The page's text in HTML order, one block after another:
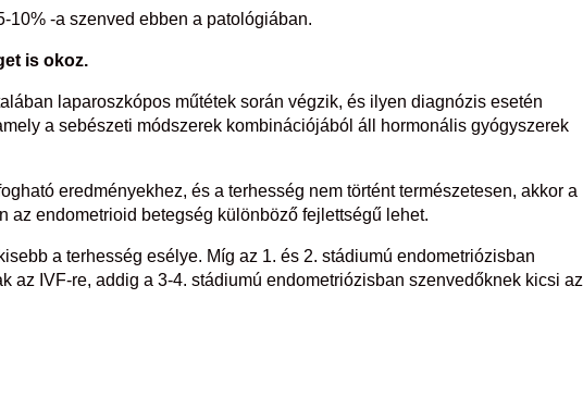
10% -a szenved ebben a patológiában.
is okoz.
laparoszkópos műtétek során végzik, és ilyen diagnózis esetén
a sebészeti módszerek kombinációjából áll hormonális gyógyszerek
eredményekhez, és a terhesség nem történt természetesen, akkor a
az endometrioid betegség különböző fejlettségű lehet.
a terhesség esélye. Míg az 1. és 2. stádiumú endometriózisban
az IVF-re, addig a 3-4. stádiumú endometriózisban szenvedőknek kicsi az